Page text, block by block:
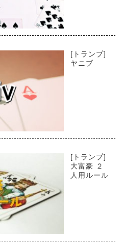
[トランプ]
ヤニブ
[トランプ]
大富豪 ２
人用ルール